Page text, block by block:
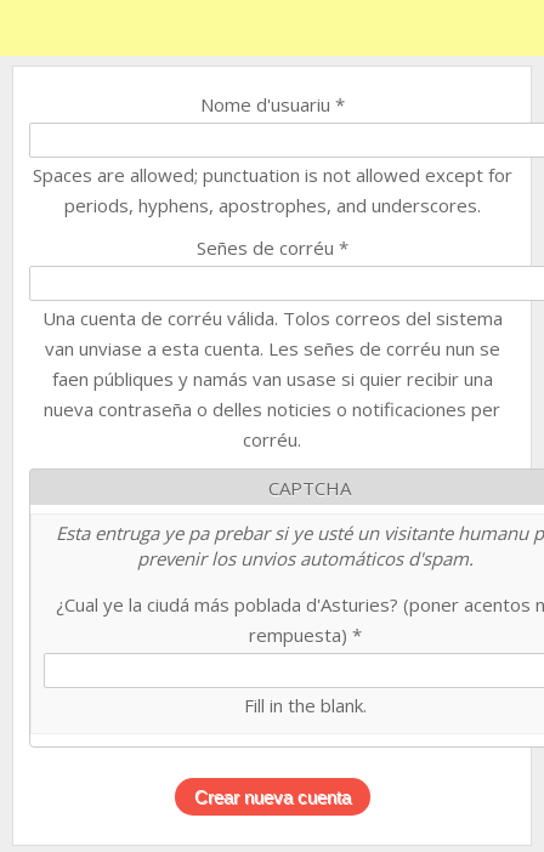
Nome d'usuariu *
Spaces are allowed; punctuation is not allowed except for
periods, hyphens, apostrophes, and underscores.
Señes de corréu *
Una cuenta de corréu válida. Tolos correos del sistema
van unviase a esta cuenta. Les señes de corréu nun se
faen públiques y namás van usase si quier recibir una
nueva contraseña o delles noticies o notificaciones per
corréu.
CAPTCHA
Esta entruga ye pa prebar si ye usté un visitante humanu
prevenir los unvios automáticos d'spam.
¿Cual ye la ciudá más poblada d'Asturies? (poner acentos
rempuesta) *
Fill in the blank.